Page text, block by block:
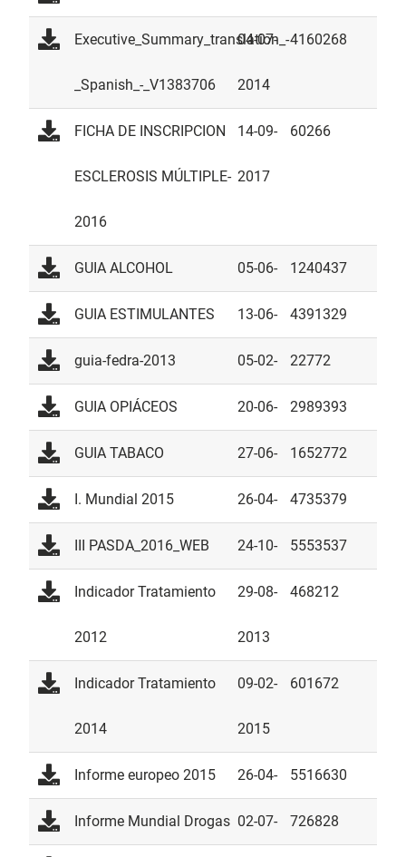
2016
Executive_Summary_translation_-
_Spanish_-_V1383706
04-07-
2014
4160268
FICHA DE INSCRIPCION
ESCLEROSIS MÚLTIPLE-
2016
14-09-
2017
60266
GUIA ALCOHOL 05-06-
2014
1240437
GUIA ESTIMULANTES 13-06-
2014
4391329
guia-fedra-2013 05-02-
2019
22772
GUIA OPIÁCEOS 20-06-
2014
2989393
GUIA TABACO 27-06-
2014
1652772
I. Mundial 2015 26-04-
2016
4735379
III PASDA_2016_WEB 24-10-
2018
5553537
Indicador Tratamiento
2012
29-08-
2013
468212
Indicador Tratamiento
2014
09-02-
2015
601672
Informe europeo 2015 26-04-
2016
5516630
Informe Mundial Drogas 02-07- 726828